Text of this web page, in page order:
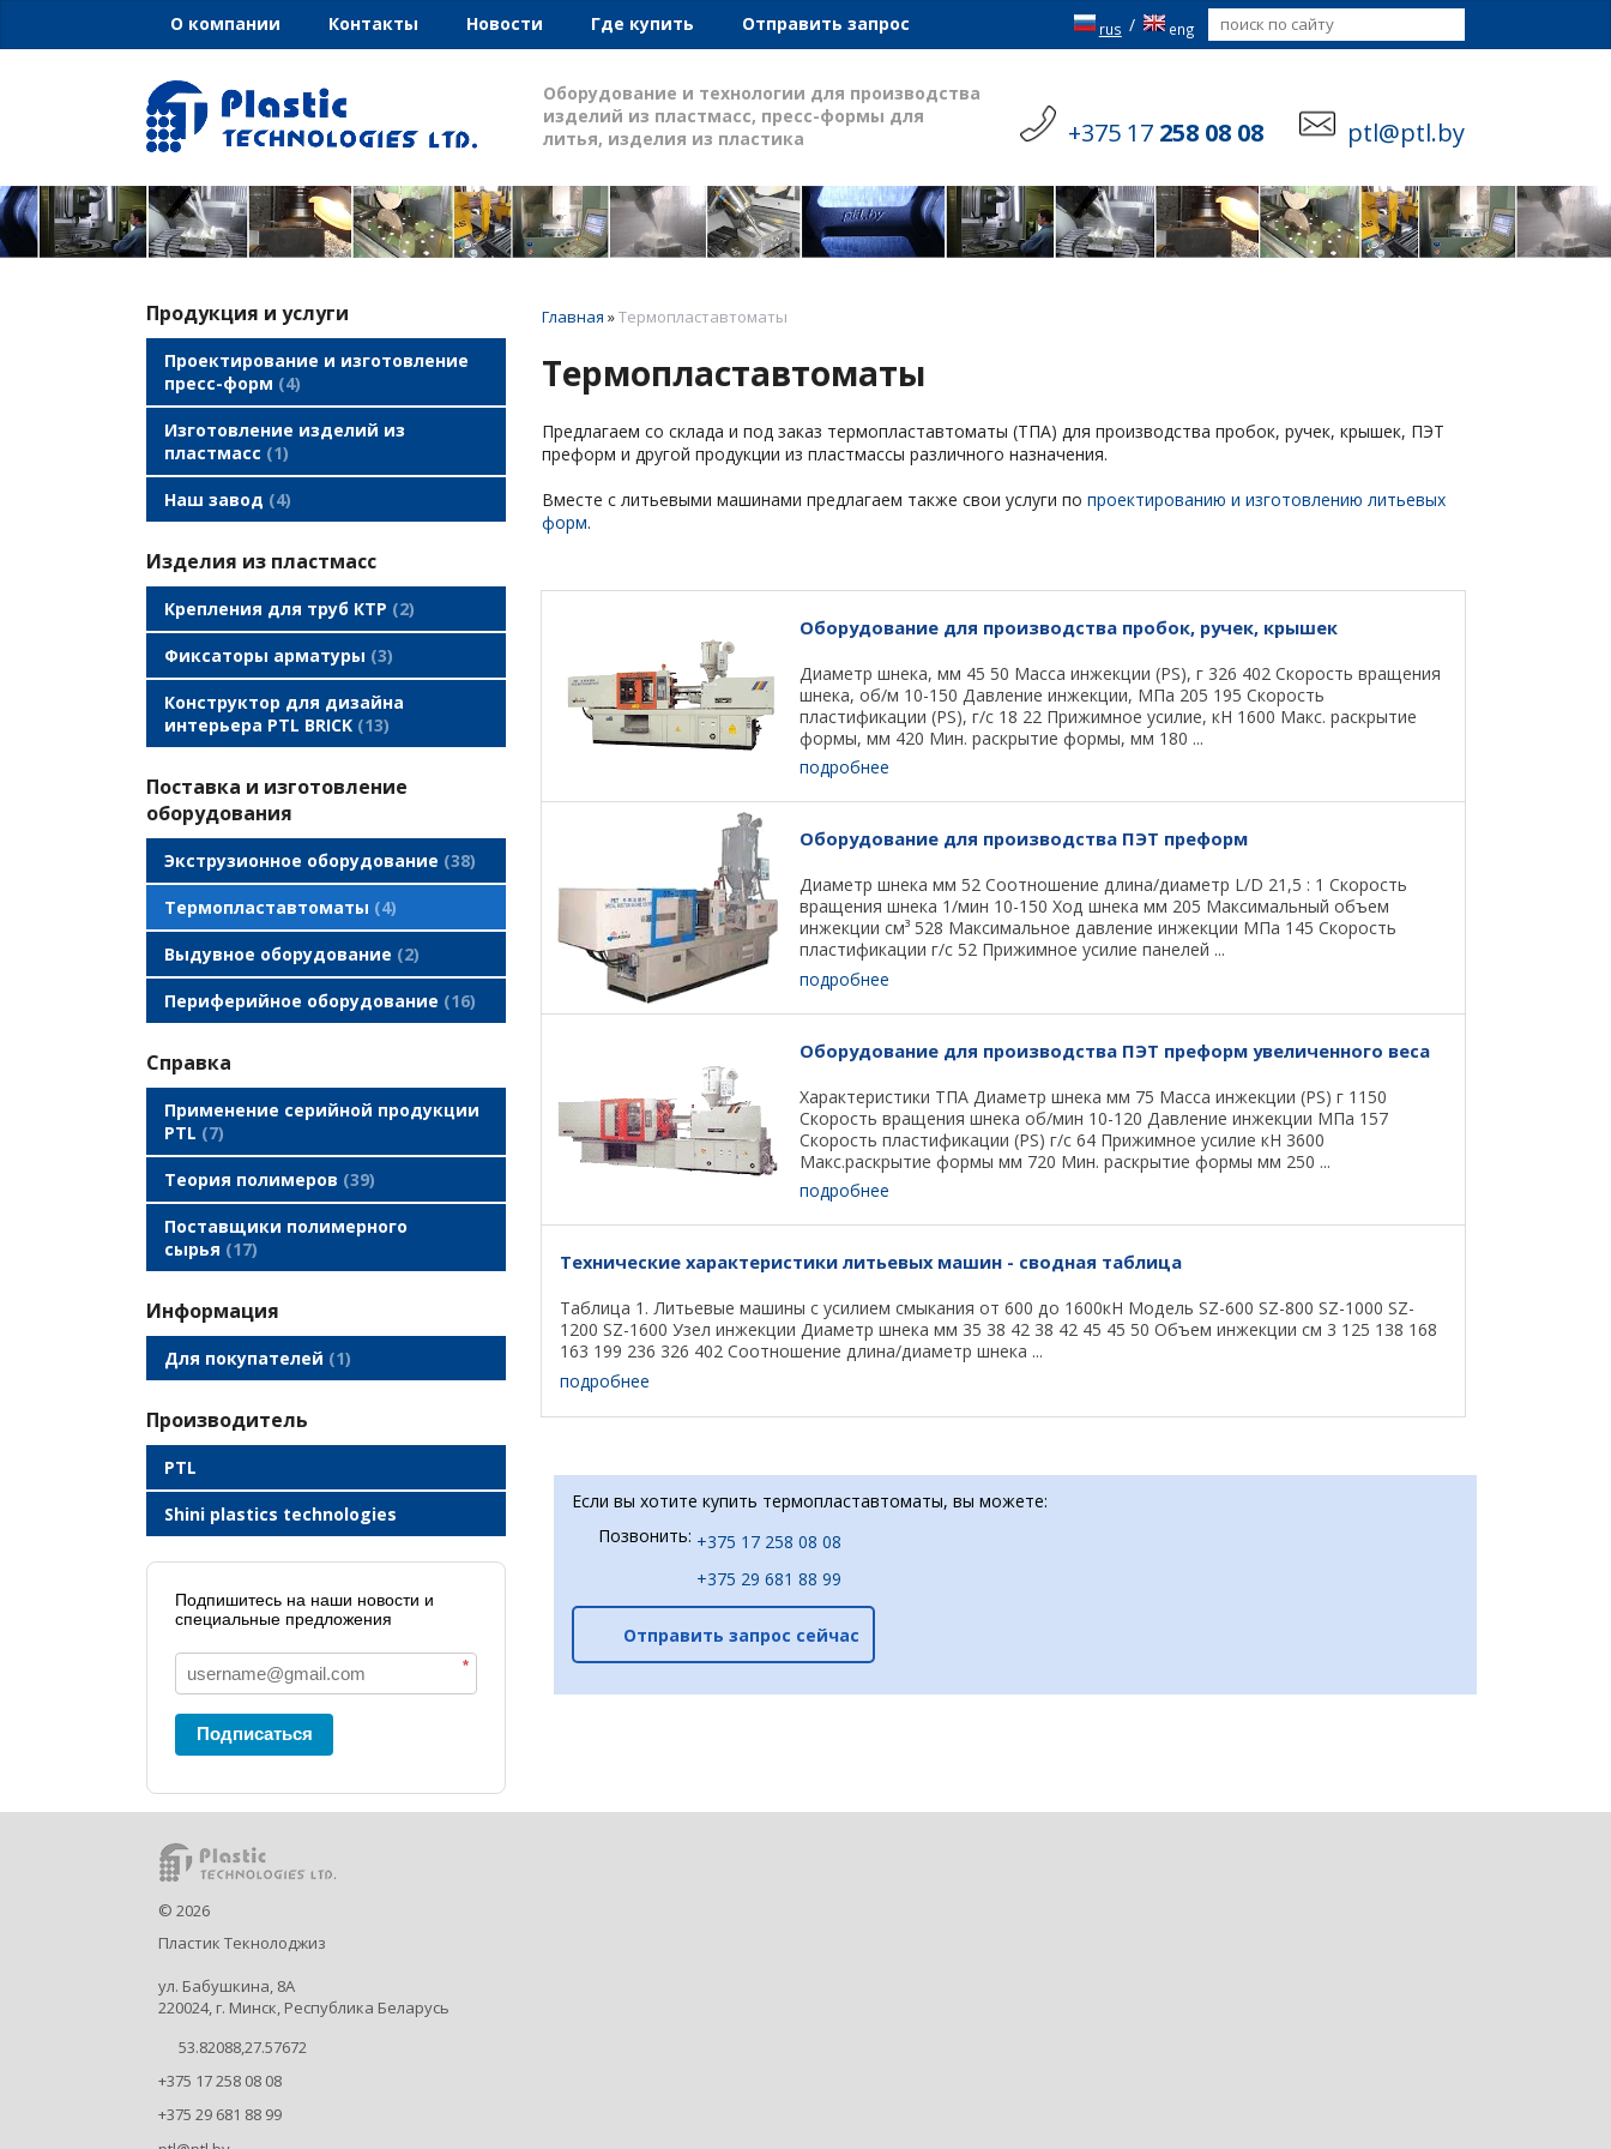
О компании Контакты Новости Где купить Отправить запрос rus / eng
Оборудование и технологии для производства
изделий из пластмасс, пресс-формы для
литья, изделия из пластика
+375 17 258 08 08 ptl@ptl.by
Продукция и услуги
Проектирование и изготовление
пресс-форм
4
Изготовление изделий из
пластмасс
1
Наш завод 4
Изделия из пластмасс
Крепления для труб КТР 2
Фиксаторы арматуры 3
Конструктор для дизайна
интерьера PTL BRICK 13
Поставка и изготовление
оборудования
Экструзионное оборудование 38
Термопластавтоматы 4
Выдувное оборудование 2
Периферийное оборудование 16
Справка
Применение серийной продукции
PTL
7
Теория полимеров 39
Поставщики полимерного
сырья
17
Информация
Для покупателей 1
производитель
PTL
Shini plastics technologies
Подпишитесь на наши новости и
специальные предложения
*
Подписаться
Главная »Термопластавтоматы
Термопластавтоматы
Предлагаем со склада и под заказ термопластавтоматы (ТПА) для производства пробок, ручек, крышек, ПЭТ
преформ и другой продукции из пластмассы различного назначения.
Вместе с литьевыми машинами предлагаем также свои услуги по проектированию и изготовлению литьевых
форм.
Оборудование для производства пробок, ручек, крышек
Диаметр шнека, мм 45 50 Масса инжекции (PS), г 326 402 Скорость вращения
шнека, об/м 10-150 Давление инжекции, МПа 205 195 Скорость
пластификации (PS), г/с 18 22 Прижимное усилие, кН 1600 Макс. раскрытие
формы, мм 420 Мин. раскрытие формы, мм 180 ...
подробнее
Оборудование для производства ПЭТ преформ
Диаметр шнека мм 52 Соотношение длина/диаметр L/D 21,5 : 1 Скорость
вращения шнека 1/мин 10-150 Ход шнека мм 205 Максимальный объем
инжекции см³ 528 Максимальное давление инжекции МПа 145 Скорость
пластификации г/с 52 Прижимное усилие панелей ...
подробнее
Оборудование для производства ПЭТ преформ увеличенного веса
Характеристики ТПА Диаметр шнека мм 75 Масса инжекции (PS) г 1150
Скорость вращения шнека об/мин 10-120 Давление инжекции МПа 157
Скорость пластификации (PS) г/с 64 Прижимное усилие кН 3600
Макс.раскрытие формы мм 720 Мин. раскрытие формы мм 250 ...
подробнее
Технические характеристики литьевых машин - сводная таблица
Таблица 1. Литьевые машины с усилием смыкания от 600 до 1600кН Mодель SZ-600 SZ-800 SZ-1000 SZ-
1200 SZ-1600 Узел инжекции Диаметр шнека мм 35 38 42 38 42 45 45 50 Объем инжекции см 3 125 138 168
163 199 236 326 402 Соотношение длина/диаметр шнека ...
подробнее
Если вы хотите купить термопластавтоматы, вы можете:
Позвонить: +375 17 258 08 08
+375 29 681 88 99
Отправить запрос сейчас
© 2026
Пластик Текнолоджиз
ул. Бабушкина, 8А
220024, г. Минск, Республика Беларусь
53.82088,27.57672
+375 17 258 08 08
+375 29 681 88 99